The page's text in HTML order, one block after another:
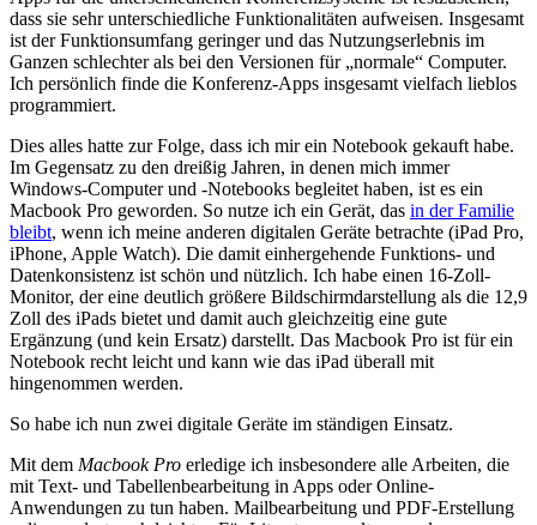
dass sie sehr unterschiedliche Funktionalitäten aufweisen. Insgesamt
ist der Funktionsumfang geringer und das Nutzungserlebnis im
Ganzen schlechter als bei den Versionen für „normale“ Computer.
Ich persönlich finde die Konferenz-Apps insgesamt vielfach lieblos
programmiert.
Dies alles hatte zur Folge, dass ich mir ein Notebook gekauft habe.
Im Gegensatz zu den dreißig Jahren, in denen mich immer
Windows-Computer und -Notebooks begleitet haben, ist es ein
Macbook Pro geworden. So nutze ich ein Gerät, das in der Familie
bleibt, wenn ich meine anderen digitalen Geräte betrachte (iPad Pro,
iPhone, Apple Watch). Die damit einhergehende Funktions- und
Datenkonsistenz ist schön und nützlich. Ich habe einen 16-Zoll-
Monitor, der eine deutlich größere Bildschirmdarstellung als die 12,9
Zoll des iPads bietet und damit auch gleichzeitig eine gute
Ergänzung (und kein Ersatz) darstellt. Das Macbook Pro ist für ein
Notebook recht leicht und kann wie das iPad überall mit
hingenommen werden.
So habe ich nun zwei digitale Geräte im ständigen Einsatz.
Mit dem Macbook Pro erledige ich insbesondere alle Arbeiten, die
mit Text- und Tabellenbearbeitung in Apps oder Online-
Anwendungen zu tun haben. Mailbearbeitung und PDF-Erstellung